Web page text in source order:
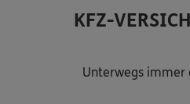
KFZ-
Unterwegs immer